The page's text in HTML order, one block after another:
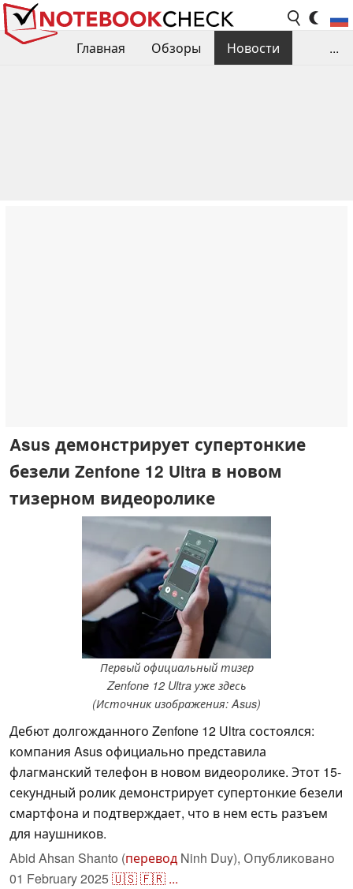
Главная Обзоры
Новости
...
Asus демонстрирует супертонкие
безели Zenfone 12 Ultra в новом
тизерном видеоролике
Первый официальный тизер
Zenfone 12 Ultra уже здесь
(Источник изображения: Asus)
Дебют долгожданного Zenfone 12 Ultra состоялся:
компания Asus официально представила
флагманский телефон в новом видеоролике. Этот 15-
секундный ролик демонстрирует супертонкие безели
смартфона и подтверждает, что в нем есть разъем
для наушников.
Abid Ahsan Shanto (перевод Ninh Duy), Опубликовано
01 February 2025🇺🇸🇫🇷 ...